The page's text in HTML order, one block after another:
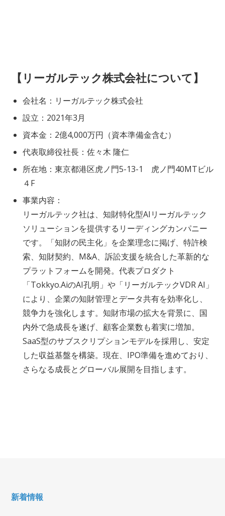
【リーガルテック株式会社について】
会社名：リーガルテック株式会社
設立：2021年3月
資本金：2億4,000万円（資本準備金含む）
代表取締役社長：佐々木 隆仁
所在地：東京都港区虎ノ門5-13-1 虎ノ門40MTビル
４F
事業内容：
リーガルテック社は、知財特化型AIリーガルテック
ソリューションを提供するリーディングカンパニー
です。「知財の民主化」を企業理念に掲げ、特許検
索、知財契約、M&A、訴訟支援を統合した革新的な
プラットフォームを開発。代表プロダクト
「Tokkyo.AiのAI孔明」や「リーガルテックVDR AI」
により、企業の知財管理とデータ共有を効率化し、
競争力を強化します。知財市場の拡大を背景に、国
内外で急成長を遂げ、顧客企業数も着実に増加。
SaaS型のサブスクリプションモデルを採用し、安定
した収益基盤を構築。現在、IPO準備を進めており、
さらなる成長とグローバル展開を目指します。
新着情報